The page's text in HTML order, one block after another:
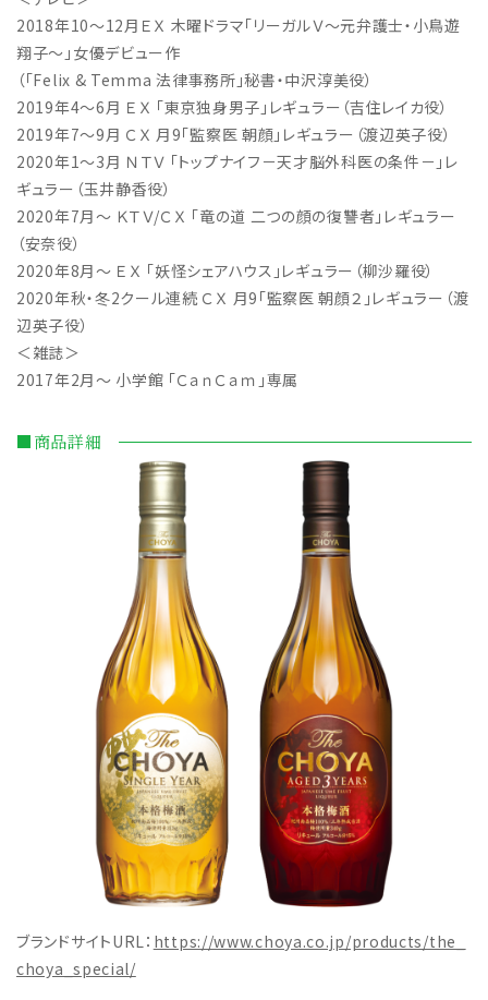
2018年10～12月ＥＸ 木曜ドラマ「リーガルＶ～元弁護士・小鳥遊
翔子～」女優デビュー作
（「Felix & Temma 法律事務所」秘書・中沢淳美役）
2019年4～6月 ＥＸ 「東京独身男子」レギュラー（吉住レイカ役）
2019年7～9月 ＣＸ 月9「監察医 朝顔」レギュラー（渡辺英子役）
2020年1～3月 ＮＴＶ 「トップナイフ－天才脳外科医の条件－」レ
ギュラー（玉井静香役）
2020年7月～ ＫＴＶ/ＣＸ 「竜の道 二つの顔の復讐者」レギュラー
（安奈役）
2020年8月～ ＥＸ 「妖怪シェアハウス」レギュラー（柳沙羅役）
2020年秋・冬2クール連続 ＣＸ 月9「監察医 朝顔２」レギュラー（渡
辺英子役）
＜雑誌＞
2017年2月～ 小学館 「ＣａｎＣａｍ」専属
■商品詳細
ブランドサイトURL： https://www.choya.co.jp/products/the_
choya_special/